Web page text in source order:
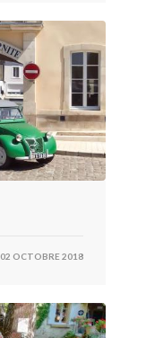
02 OCTOBRE 2018